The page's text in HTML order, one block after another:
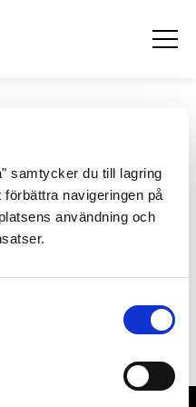
samtycker du till lagring
navigeringen på
användning och